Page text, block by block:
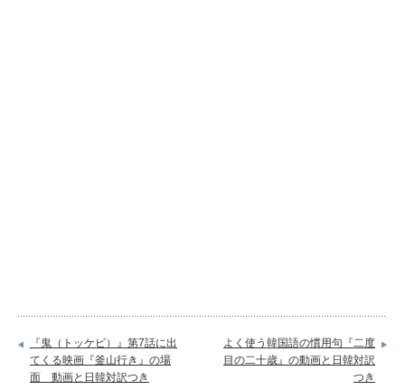
『鬼（トッケビ）』第7話に出
てくる映画『釜山行き』の場
面 動画と日韓対訳つき
よく使う韓国語の慣用句『二度
目の二十歳』の動画と日韓対訳
つき